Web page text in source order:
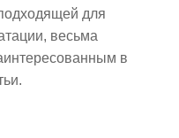
для
весьма
в